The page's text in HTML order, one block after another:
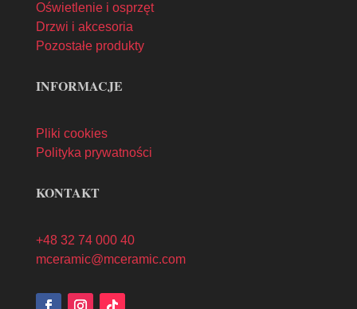
Oświetlenie i osprzęt
Drzwi i akcesoria
Pozostałe produkty
INFORMACJE
Pliki cookies
Polityka prywatności
KONTAKT
+48 32 74 000 40
mceramic@mceramic.com